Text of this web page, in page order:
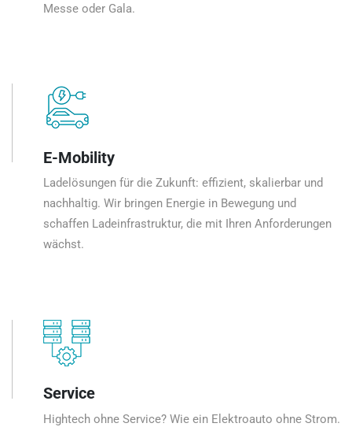
Messe oder Gala.
E-Mobility
Ladelösungen für die Zukunft: effizient, skalierbar und
nachhaltig. Wir bringen Energie in Bewegung und
schaffen Ladeinfrastruktur, die mit Ihren Anforderungen
wächst.
Service
Hightech ohne Service? Wie ein Elektroauto ohne Strom.